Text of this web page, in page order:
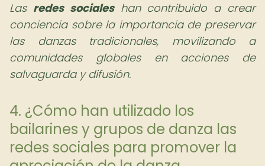
Las redes socialeshan contribuido a crear
conciencia sobre la importancia de preservar
las danzas tradicionales, movilizando a
comunidades globales en acciones de
salvaguarda y difusión.
4. ¿Cómo han utilizado los
bailarines y grupos de danza las
redes sociales para promover la